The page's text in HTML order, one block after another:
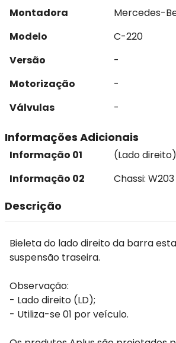
Montadora
Mercedes-
Modelo
C-220
Versão
-
Motorização
-
Válvulas
-
Informações Adicionais
Informação 01
(Lado direito)
Informação 02
Chassi: W203
Descrição
Bieleta do lado direito da barra
suspensão traseira.
Observação:
- Lado direito (LD);
- Utiliza-se 01 por veículo.